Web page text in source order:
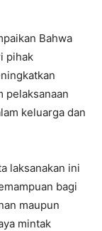
Bahwa
pihak
pelaksanaan
keluarga dan
laksanakan ini
bagi
maupun
mintak